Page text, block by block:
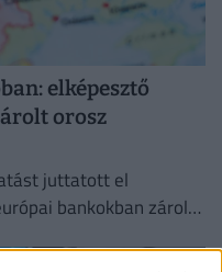
elképesztő
orosz
juttatott el
bankokban zárolt